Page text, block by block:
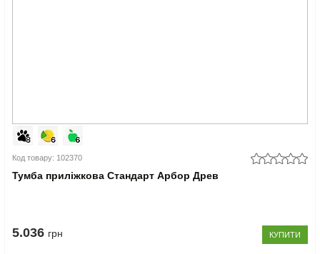
Код товару: 102370
Тумба приліжкова Стандарт Арбор Древ
5.036 грн КУПИТИ